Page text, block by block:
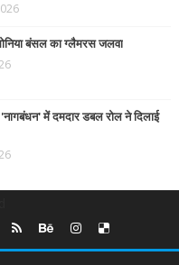
बंसल का ग्लैमरस जलवा
में दमदार डबल रोल ने दिलाई